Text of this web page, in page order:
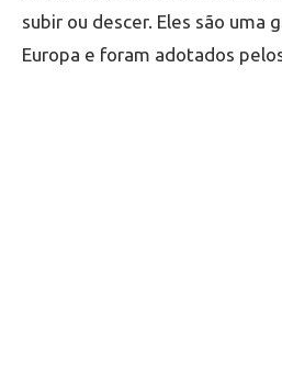
subir ou descer. Eles são uma
Europa e foram adotados